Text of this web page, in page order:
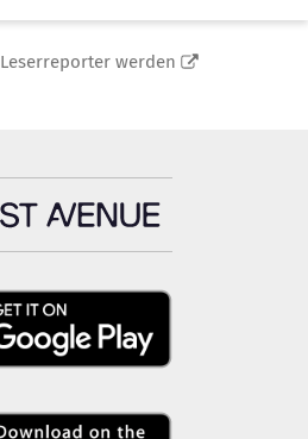
Leserreporter werden